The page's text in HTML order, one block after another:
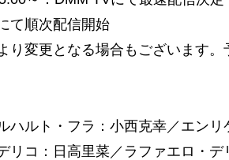
て順次配信開始
変更となる場合もございます。
ハルト・フラ：小西克幸／エンリ
リコ：日高里菜／ラファエロ・デ